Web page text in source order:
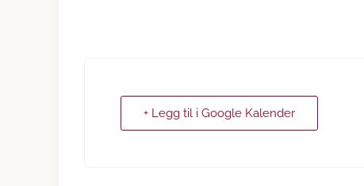
+ Legg til i Google Kalender